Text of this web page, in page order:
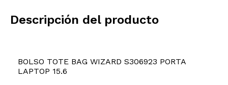
Descripción del producto
BOLSO TOTE BAG WIZARD S306923 PORTA
LAPTOP 15.6